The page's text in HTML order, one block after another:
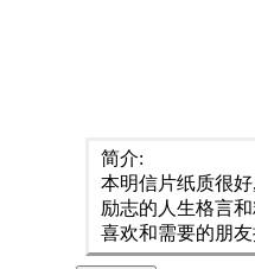
简介:
本明信片纸质很
励志的人生格言
喜欢和需要的朋